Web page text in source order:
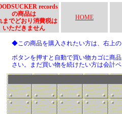
records
の商品は
までどおり消費税は
いただきません
HOME
◆この商品を購入されたい方は、右上
ボタンを押すと自動で買い物カゴに商
さい。まだ買い物を続けたい方は会計